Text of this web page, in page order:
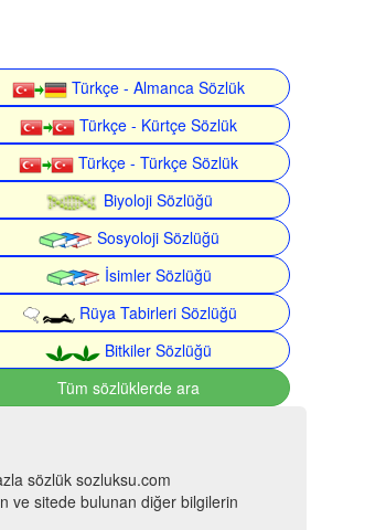
Türkçe - Almanca Sözlük
Türkçe - Kürtçe Sözlük
Türkçe - Türkçe Sözlük
Biyoloji Sözlüğü
Sosyoloji Sözlüğü
İsimler Sözlüğü
Rüya Tabirleri Sözlüğü
Bitkiler Sözlüğü
Tüm sözlüklerde ara
sözlük sozluksu.com
ve sitede bulunan diğer bilgilerin